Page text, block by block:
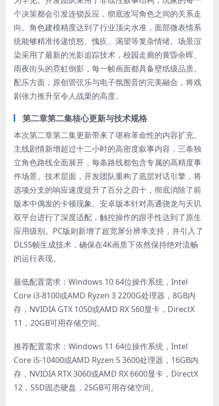
个决策都会引发连锁反应，彻底改写角色之间的关系走
向。角色建模精度达到了行业顶尖水准，面部微表情系
统能够精准传递愤怒、愧疚、渴望等复杂情绪。场景渲
染采用了最新的光影追踪技术，校园走廊的黄昏余晖、
雨夜街头的霓虹倒影，每一帧画面都具备壁纸级品质。
配乐方面，原创管弦乐与电子氛围音的完美融合，将戏
剧张力推升至令人战栗的高度。
第二章第二集核心更新与技术规格
本次第二章第二集更新带来了堪称革命性的内容扩充。
主线剧情新增超过十二小时的高密度叙事内容，三条独
立角色路线全面展开，每条路线都包含专属的高精度事
件场景。技术层面，开发团队重构了底层对话引擎，将
选项分支的响应速度提升了百分之四十，彻底消除了前
版本中偶发的卡顿现象。安卓版本针对高通骁龙与天玑
双平台进行了深度适配，触控操作的跟手性达到了原生
应用级别。PC版则新增了超宽屏分辨率支持，并引入了
DLSS帧生成技术，确保在4K画质下依然保持绝对流畅
的运行表现。
最低配置需求：Windows 10 64位操作系统，Intel
Core i3-8100或AMD Ryzen 3 2200G处理器，8GB内
存，NVIDIA GTX 1050或AMD RX 560显卡，DirectX
11，20GB可用存储空间。
推荐配置需求：Windows 11 64位操作系统，Intel
Core i5-10400或AMD Ryzen 5 3600处理器，16GB内
存，NVIDIA RTX 3060或AMD RX 6600显卡，DirectX
12，SSD固态硬盘，25GB可用存储空间。